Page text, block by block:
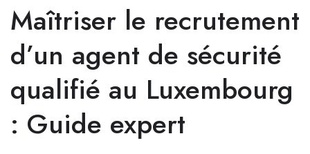
Maîtriser le recrutement
d’un agent de sécurité
qualifié au Luxembourg
: Guide expert